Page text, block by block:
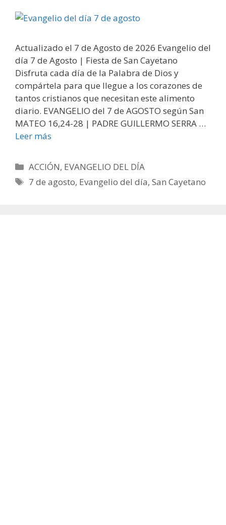
Actualizado el 7 de Agosto de 2026 Evangelio del
día 7 de Agosto | Fiesta de San Cayetano
Disfruta cada día de la Palabra de Dios y
compártela para que llegue a los corazones de
tantos cristianos que necesitan este alimento
diario. EVANGELIO del 7 de AGOSTO según San
MATEO 16,24-28 | PADRE GUILLERMO SERRA …
Leer más
Categorías
ACCIÓN, EVANGELIO DEL DÍA
Etiquetas
7 de agosto, Evangelio del día,San Cayetano